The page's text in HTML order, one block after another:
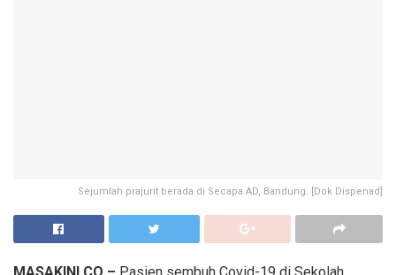
Sejumlah prajurit berada di Secapa AD, Bandung. [Dok Dispenad]
MASAKINI.CO – Pasien sembuh Covid-19 di Sekolah